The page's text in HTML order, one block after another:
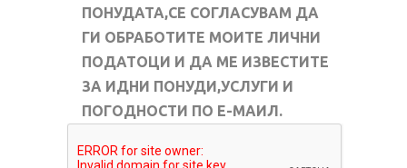
ПОНУДАТА,СЕ СОГЛАСУВАМ ДА
ГИ ОБРАБОТИТЕ МОИТЕ ЛИЧНИ
ПОДАТОЦИ И ДА МЕ ИЗВЕСТИТЕ
ЗА ИДНИ ПОНУДИ,УСЛУГИ И
ПОГОДНОСТИ ПО Е-МАИЛ.